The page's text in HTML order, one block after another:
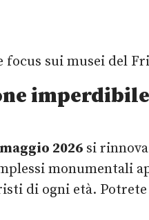
sui musei del
2026 si
monumentali
di ogni età.